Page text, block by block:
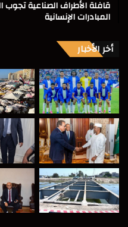
قافلة الأطراف الصناعية تجوب
المبادرات الإنسانية
أخر الأخبار